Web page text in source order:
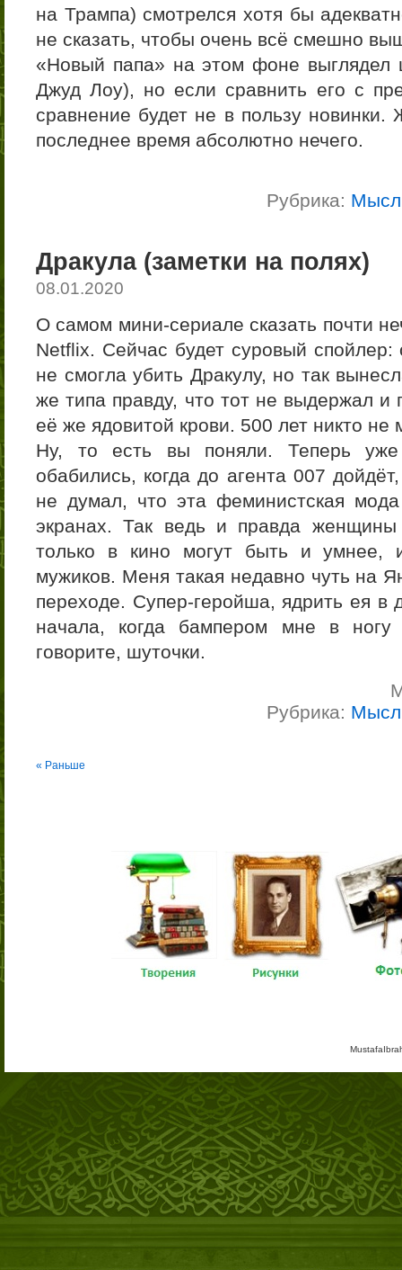
на Трампа) смотрелся хотя бы
не сказать, чтобы очень всё смешно
«Новый папа» на этом фоне
Джуд Лоу), но если сравнить его с
сравнение будет не в пользу
последнее время абсолютно нечего.
Рубрика:
Дракула (заметки на полях)
08.01.2020
О самом мини-сериале сказать почти
Netflix. Сейчас будет суровый
не смогла убить Дракулу, но так
же типа правду, что тот не выдержал и
её же ядовитой крови. 500 лет никто не
Ну, то есть вы поняли. Теперь уже
обабились, когда до агента 007
не думал, что эта феминистская
экранах. Так ведь и правда
только в кино могут быть и умнее,
мужиков. Меня такая недавно чуть на
переходе. Супер-геройша, ядрить ея в
начала, когда бампером мне в
говорите, шуточки.
Рубрика:
« Раньше